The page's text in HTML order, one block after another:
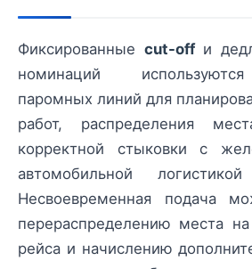
Фиксированные cut-offи
номинаций
паромных линий для
работ, распределения
корректной стыковки с
автомобильной
Несвоевременная подача
перераспределению места
рейса и начислению